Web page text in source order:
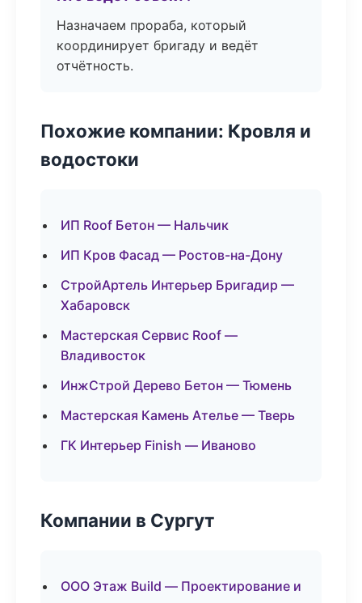
Назначаем прораба, который
координирует бригаду и ведёт
отчётность.
Похожие компании: Кровля и
водостоки
ИП Roof Бетон — Нальчик
ИП Кров Фасад — Ростов-на-Дону
СтройАртель Интерьер Бригадир —
Хабаровск
Мастерская Сервис Roof —
Владивосток
ИнжСтрой Дерево Бетон — Тюмень
Мастерская Камень Ателье — Тверь
ГК Интерьер Finish — Иваново
Компании в Сургут
ООО Этаж Build — Проектирование и